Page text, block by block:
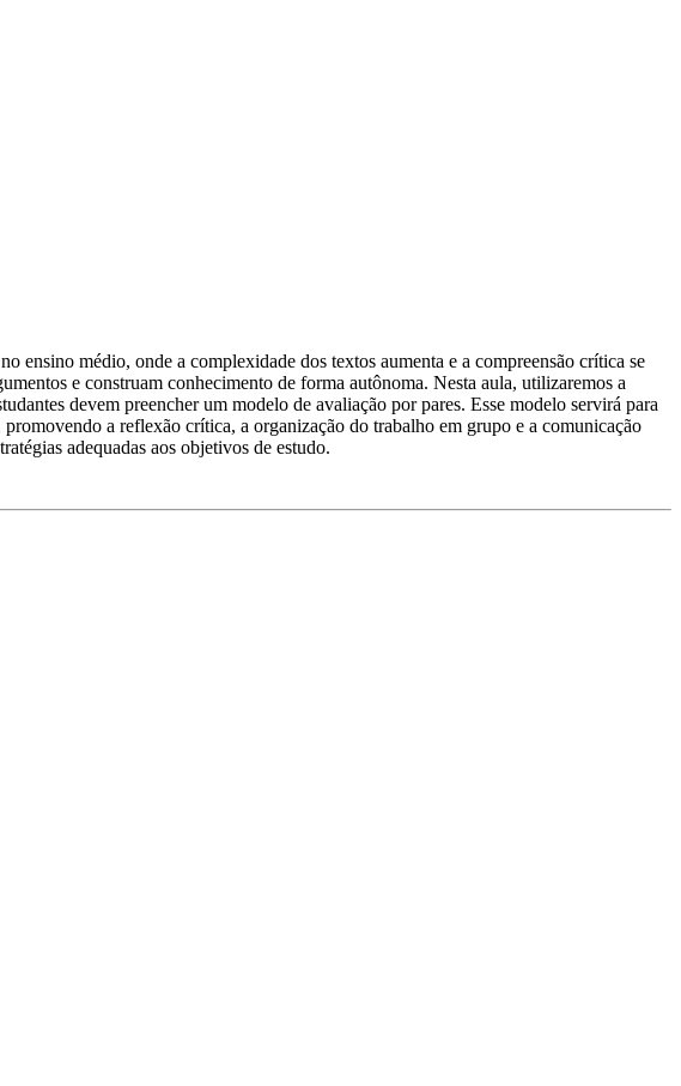
ensino médio, onde a complexidade dos textos aumenta e a compreensão crítica se
e construam conhecimento de forma autônoma. Nesta aula, utilizaremos a
devem preencher um modelo de avaliação por pares. Esse modelo servirá para
a reflexão crítica, a organização do trabalho em grupo e a comunicação
adequadas aos objetivos de estudo.